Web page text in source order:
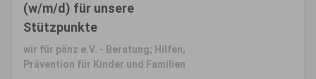
(w/m/d) für unsere
Stützpunkte
wir für pänz e.V. - Beratung; Hilfen;
Prävention für Kinder und Familien